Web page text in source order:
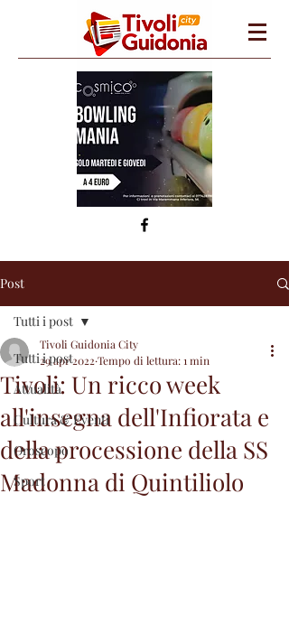
Post
Tutti i post
Attualità
Cultura & Eventi
Oroscopo
Sport
Tutti i post
Tivoli: Un ricco week
all'insegna dell'Infiorata e
della processione della SS
Madonna di Quintiliolo
Tivoli Guidonia City
29 apr 2022 Tempo di lettura: 1 min